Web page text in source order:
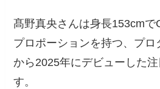
髙野真央さんは身長153cmで
プロポーションを持つ、プロ
から2025年にデビューした
す。